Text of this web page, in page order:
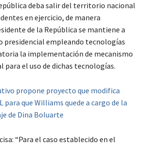
deba salir del territorio nacional
en ejercicio, de manera
de la República se mantiene a
presidencial empleando tecnologías
la implementación de mecanismo
para el uso de dichas tecnologías.
propone proyecto que modifica
para que Williams quede a cargo de la
de Dina Boluarte
“Para el caso establecido en el